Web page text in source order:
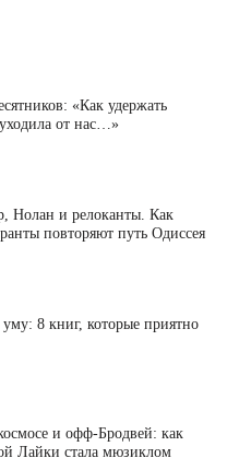
«Как удержать
от нас…»
Нолан и релоканты. Как
повторяют путь Одиссея
8 книг, которые приятно
и офф-Бродвей: как
Лайки стала мюзиклом